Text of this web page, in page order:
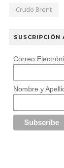
Crudo Brent
SUSCRIPCIÓN
Correo
Nombre y